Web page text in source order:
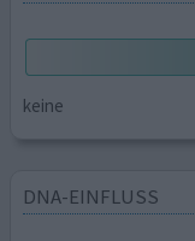
keine
DNA-EINFLUSS